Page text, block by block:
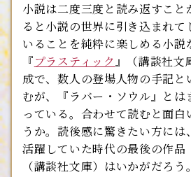
小説は二度三度と読み返すこと
ると小説の世界に引き込まれて
いることを純粋に楽しめる小説
『プラスティック』（講談社文
成で、数人の登場人物の手記と
むが、『ラバー・ソウル』とは
っている。合わせて読むと面白
うか。読後感に驚きたい方には
活躍していた時代の最後の作品
（講談社文庫）はいかがだろ